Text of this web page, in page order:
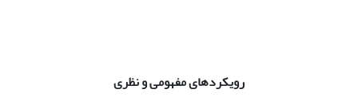
رویکردهای مفهومی و نظری